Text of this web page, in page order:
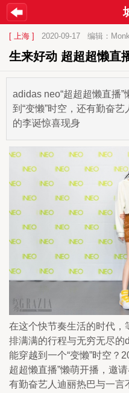
[ 上海 ] 2020-09-17 编辑：
生来好动 超超超懒直
adidas neo“超超超懒直播
到“变懒”时空，还有勤奋
的李诞惊喜现身
在这个快节奏生活的时代
排满满的行程与无穷无尽
能穿越到一个“变懒”时空？
超超懒直播”懒萌开播，邀
有勤奋艺人迪丽热巴与一言